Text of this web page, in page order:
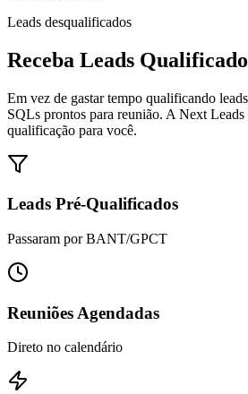
Leads desqualificados
Receba Leads
Em vez de gastar tempo qualificando
SQLs prontos para reunião. A Next Leads
qualificação para você.
Leads Pré-Qualificados
Passaram por BANT/GPCT
Reuniões Agendadas
Direto no calendário